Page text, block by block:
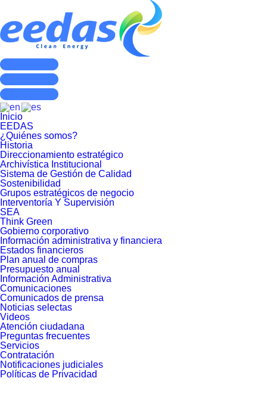
Inicio
EEDAS
¿Quiénes somos?
Historia
Direccionamiento estratégico
Archivística Institucional
Sistema de Gestión de Calidad
Sostenibilidad
Grupos estratégicos de negocio
Interventoría Y Supervisión
SEA
Think Green
Gobierno corporativo
Información administrativa y financiera
Estados financieros
Plan anual de compras
Presupuesto anual
Información Administrativa
Comunicaciones
Comunicados de prensa
Noticias selectas
Videos
Atención ciudadana
Preguntas frecuentes
Servicios
Contratación
Notificaciones judiciales
Políticas de Privacidad